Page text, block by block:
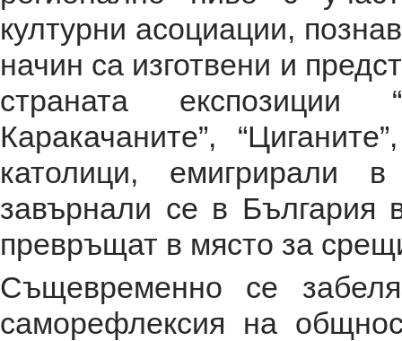
културни асоциации,
начин са изготвени и
страната
Каракачаните”,
католици, емигрирали
завърнали се в България
превръщат в място за
Същевременно се
саморефлексия на